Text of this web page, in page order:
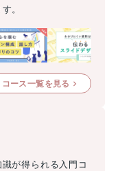
。
コース一覧を見る
が得られる入門コ